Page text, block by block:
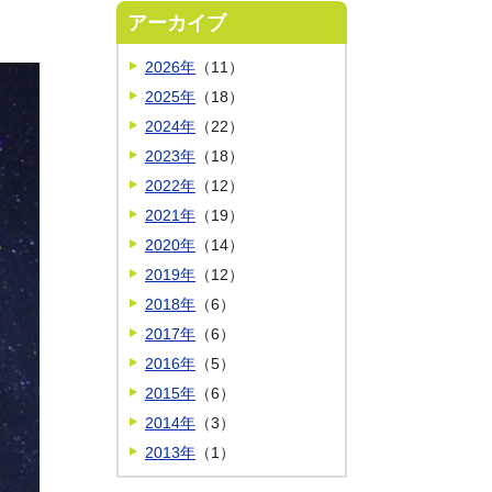
アーカイブ
2026年 （11）
2025年 （18）
2024年 （22）
2023年 （18）
2022年 （12）
2021年 （19）
2020年 （14）
2019年 （12）
2018年 （6）
2017年 （6）
2016年 （5）
2015年 （6）
2014年 （3）
2013年 （1）